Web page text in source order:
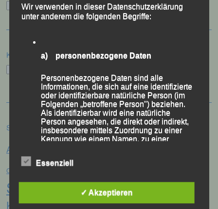
Archiv
Kategorien
Kategorien
Schlagwörter
Alex Sellner Anna Drexler
Centa Hollweck Christina Wimmer
SchultzFrank Schneider
Keifenheim Georg Eibl Gerhard BauerGünter Zahn
Wir verwenden in dieser Datenschutzerklärung
unter anderem die folgenden Begriffe:
a) personenbezogene Daten
Personenbezogene Daten sind alle
Informationen, die sich auf eine identifizierte
oder identifizierbare natürliche Person (im
Folgenden „betroffene Person") beziehen.
Als identifizierbar wird eine natürliche
Person angesehen, die direkt oder indirekt,
insbesondere mittels Zuordnung zu einer
Kennung wie einem Namen, zu einer
mehreren besonderen Merkmalen, die
genetischen, psychischen, wirtschaftlichen,
kulturellen oder sozialen Identität dieser
natürlichen Person sind, identifiziert werden
Essenziell
✓ Akzeptieren